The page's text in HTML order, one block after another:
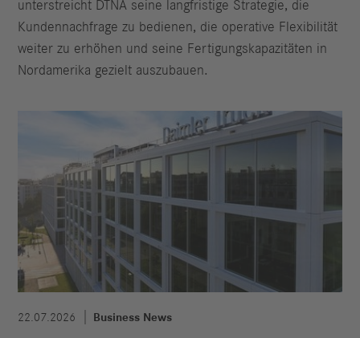
unterstreicht DTNA seine langfristige Strategie, die
Kundennachfrage zu bedienen, die operative Flexibilität
weiter zu erhöhen und seine Fertigungskapazitäten in
Nordamerika gezielt auszubauen.
22.07.2026 Business News